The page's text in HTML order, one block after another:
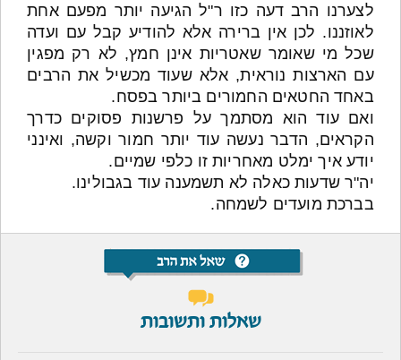
לצערנו הרב דעה כזו ר"ל הגיעה יותר מפעם אחת
לאוזננו. לכן אין ברירה אלא להודיע קבל עם ועדה
שכל מי שאומר שאטריות אינן חמץ, לא רק מפגין
עם הארצות נוראית, אלא שעוד מכשיל את הרבים
באחד החטאים החמורים ביותר בפסח.
ואם עוד הוא מסתמך על פרשנות פסוקים כדרך
הקראים, הדבר נעשה עוד יותר חמור וקשה, ואינני
יודע איך ימלט מאחריות זו כלפי שמיים.
יה"ר שדעות כאלה לא תשמענה עוד בגבולינו.
בברכת מועדים לשמחה.
שאלות ותשובות